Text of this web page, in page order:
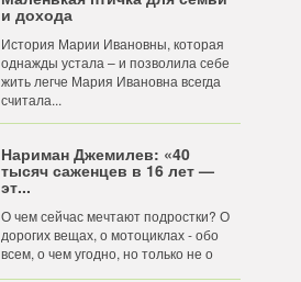
и дохода
История Марии Ивановны, которая
однажды устала – и позволила себе
жить легче Мария Ивановна всегда
считала...
Нариман Джемилев: «40
тысяч саженцев в 16 лет —
эт...
О чем сейчас мечтают подростки? О
дорогих вещах, о мотоциклах - обо
всем, о чем угодно, но только не о